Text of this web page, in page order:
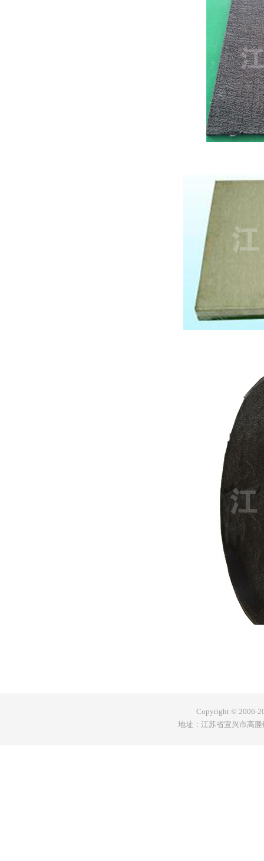
Copyright © 2006-
地址：江苏省宜兴市高